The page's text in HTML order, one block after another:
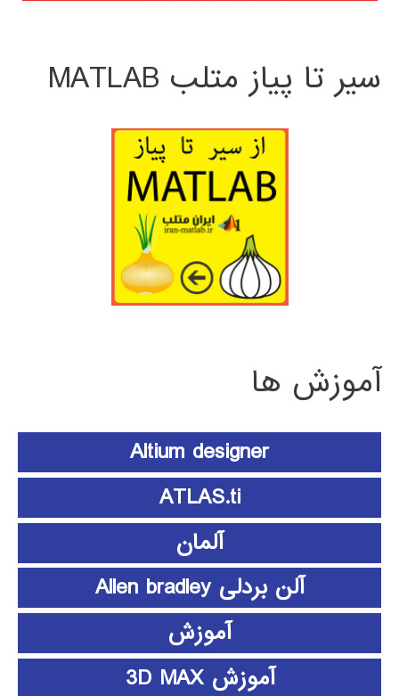
سیر تا پیاز متلب MATLAB
آموزش ها
Altium designer
ATLAS.ti
آلمان
آلن بردلی Allen bradley
آموزش
آموزش 3D MAX